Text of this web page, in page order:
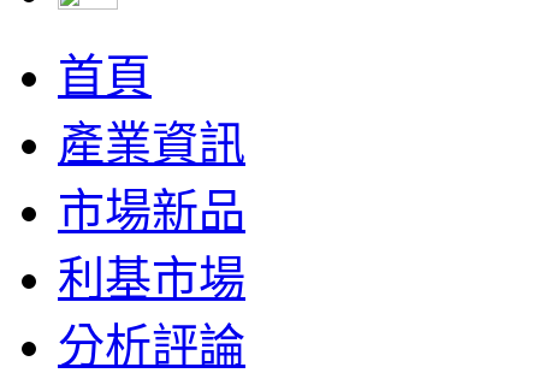
首頁
產業資訊
市場新品
利基市場
分析評論